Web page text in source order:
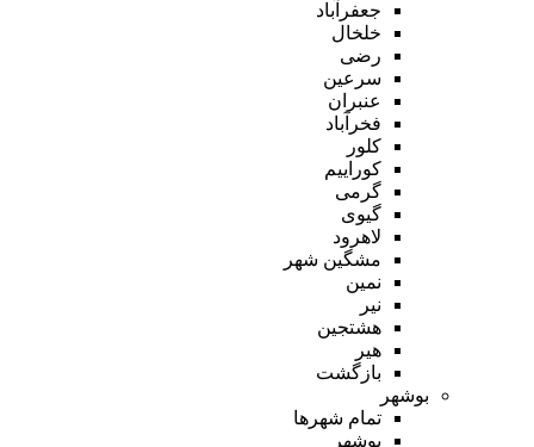
جعفرآباد
خلخال
رضی
سرعین
عنبران
فخرآباد
کلور
کوراییم
گرمی
گیوی
لاهرود
مشگین شهر
نمین
نیر
هشتجین
هیر
بازگشت
بوشهر
تمام شهر‌ها
بوشهر